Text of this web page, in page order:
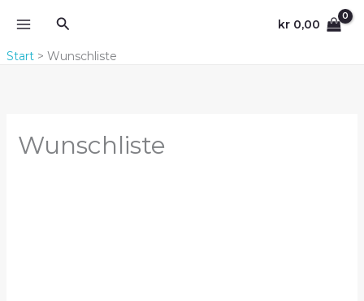
Inhalt
Suchen kr 0,00
Start Wunschliste
Wunschliste